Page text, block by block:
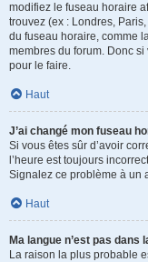
modifiez le fuseau horaire
trouvez (ex : Londres,
du fuseau horaire, comme
membres du forum. Donc si
pour le faire.
Haut
J’ai changé mon fuseau
Si vous êtes sûr d’avoir
l’heure est toujours
Signalez ce problème à un
Haut
Ma langue n’est pas dans
La raison la plus probable